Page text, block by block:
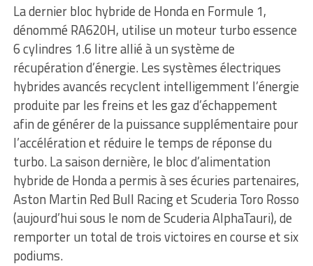
La dernier bloc hybride de Honda en Formule 1,
dénommé RA620H, utilise un moteur turbo essence
6 cylindres 1.6 litre allié à un système de
récupération d’énergie. Les systèmes électriques
hybrides avancés recyclent intelligemment l’énergie
produite par les freins et les gaz d’échappement
afin de générer de la puissance supplémentaire pour
l’accélération et réduire le temps de réponse du
turbo. La saison dernière, le bloc d’alimentation
hybride de Honda a permis à ses écuries partenaires,
Aston Martin Red Bull Racing et Scuderia Toro Rosso
(aujourd’hui sous le nom de Scuderia AlphaTauri), de
remporter un total de trois victoires en course et six
podiums.